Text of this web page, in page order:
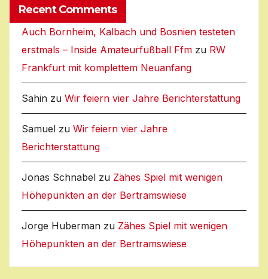
Recent Comments
Auch Bornheim, Kalbach und Bosnien testeten
erstmals – Inside Amateurfußball Ffm zu RW
Frankfurt mit komplettem Neuanfang
Sahin zu Wir feiern vier Jahre Berichterstattung
Samuel zu Wir feiern vier Jahre
Berichterstattung
Jonas Schnabel zu Zähes Spiel mit wenigen
Höhepunkten an der Bertramswiese
Jorge Huberman zu Zähes Spiel mit wenigen
Höhepunkten an der Bertramswiese